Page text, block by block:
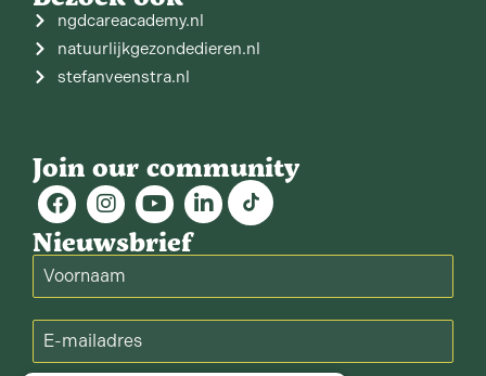
ngdcareacademy.nl
natuurlijkgezondedieren.nl
stefanveenstra.nl
Join our community
Nieuwsbrief